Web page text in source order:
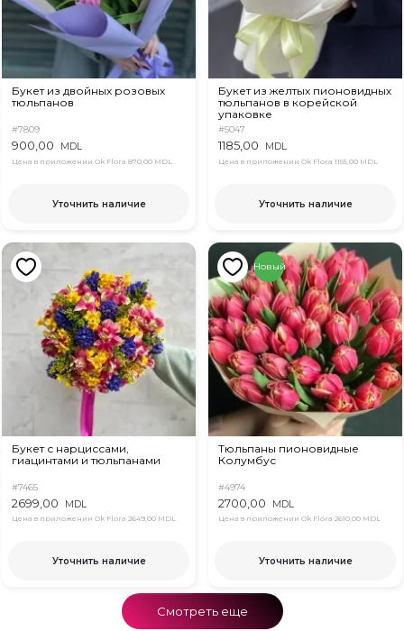
Букет из двойных розовых
тюльпанов
#7809
900,00 MDL
Цена в приложении Ok Flora 870,00 MDL
Уточнить наличие
Букет из желтых пионовидных
тюльпанов в корейской
упаковке
#5047
1185,00 MDL
Цена в приложении Ok Flora 1155,00 MDL
Уточнить наличие
Букет с нарциссами,
гиацинтами и тюльпанами
#7465
2699,00 MDL
Цена в приложении Ok Flora 2649,00 MDL
Уточнить наличие
Новый
Тюльпаны пионовидные
Колумбус
#4974
2700,00 MDL
Цена в приложении Ok Flora 2610,00 MDL
Уточнить наличие
Смотреть еще